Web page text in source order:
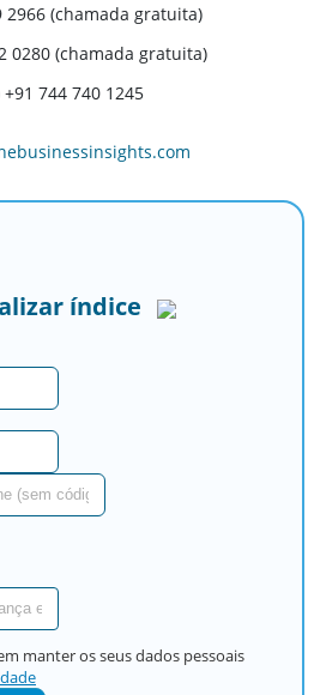
2966 (chamada gratuita)
0280 (chamada gratuita)
+91 744 740 1245
índice
manter os seus dados pessoais